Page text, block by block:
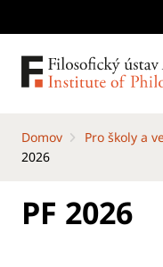
Domov Pro školy a
2026
PF 2026